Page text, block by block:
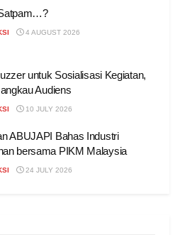
4 AUGUST 2026
untuk Sosialisasi Kegiatan,
Audiens
10 JULY 2026
ABUJAPI Bahas Industri
bersama PIKM Malaysia
24 JULY 2026